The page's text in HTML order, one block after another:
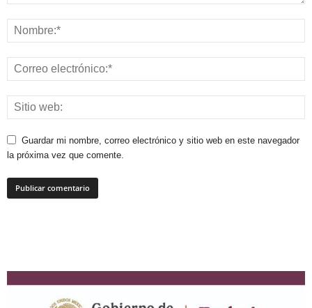
Guardar mi nombre, correo electrónico y sitio web en este navegador
la próxima vez que comente.